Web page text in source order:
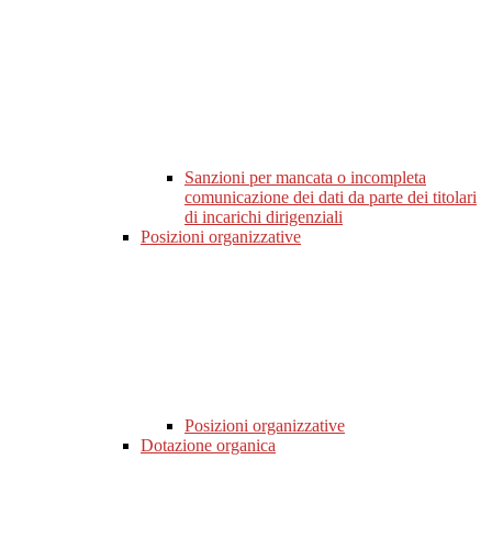
Sanzioni per mancata o incompleta
comunicazione dei dati da parte dei titolari
di incarichi dirigenziali
Posizioni organizzative
Posizioni organizzative
Dotazione organica